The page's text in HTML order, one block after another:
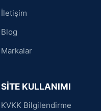
İletişim
Blog
Markalar
SİTE KULLANIMI
KVKK Bilgilendirme